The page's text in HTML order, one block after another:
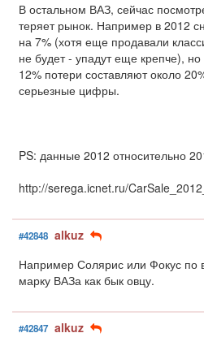
В остальном ВАЗ, сейчас
теряет рынок. Например в 2012
на 7% (хотя еще продавали
не будет - упадут еще крепче),
12% потери составляют около
серьезные цифры.
PS: данные 2012 относительно
http://serega.icnet.ru/
#42848 alkuz
Например Солярис или Фокус
марку ВАЗа как бык овцу.
#42847 alkuz